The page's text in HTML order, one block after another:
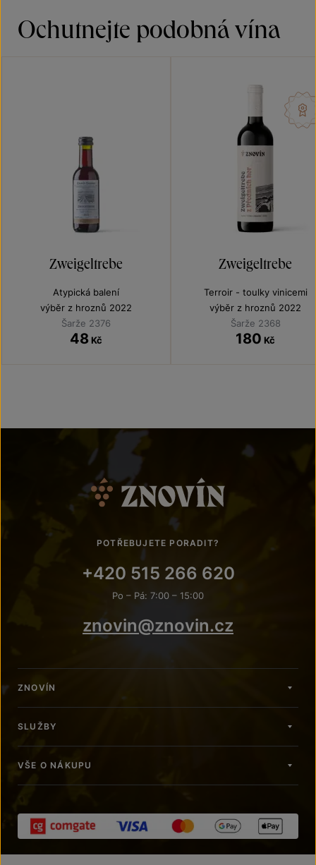
Ochutnejte podobná vína
Zweigeltrebe
Atypická balení
výběr z hroznů 2022
Šarže 2376
48 Kč
Zweigeltrebe
Terroir - toulky vinicemi
výběr z hroznů 2022
Šarže 2368
180 Kč
POTŘEBUJETE PORADIT?
+420 515 266 620
Po – Pá: 7:00 – 15:00
znovin@znovin.cz
ZNOVÍN
SLUŽBY
VŠE O NÁKUPU